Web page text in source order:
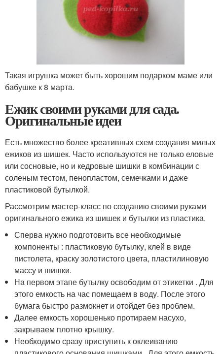
Такая игрушка может быть хорошим подарком маме или
бабушке к 8 марта.
Ежик своими руками для сада.
Оригинальные идеи
Есть множество более креативных схем создания милых
ежиков из шишек. Часто используются не только еловые
или сосновые, но и кедровые шишки в комбинации с
соленым тестом, пенопластом, семечками и даже
пластиковой бутылкой.
Рассмотрим мастер-класс по созданию своими руками
оригинального ежика из шишек и бутылки из пластика.
Сперва нужно подготовить все необходимые
компоненты : пластиковую бутылку, клей в виде
пистолета, краску золотистого цвета, пластилиновую
массу и шишки.
На первом этапе бутылку освободим от этикетки . Для
этого емкость на час помещаем в воду. После этого
бумага быстро размокнет и отойдет без проблем.
Далее емкость хорошенько протираем насухо,
закрываем плотно крышку.
Необходимо сразу приступить к оклеиванию